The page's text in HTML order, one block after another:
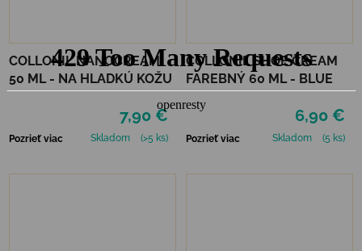
COLLONIL NANOCREAM
50 ML - NA HLADKÚ KOŽU
7,90 €
Pozrieť viac Skladom (>5 ks)
COLLONIL SHOE CREAM
FAREBNÝ 60 ML - BLUE
6,90 €
Pozrieť viac Skladom (5 ks)